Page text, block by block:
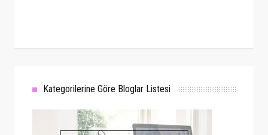
Kategorilerine Göre Bloglar Listesi